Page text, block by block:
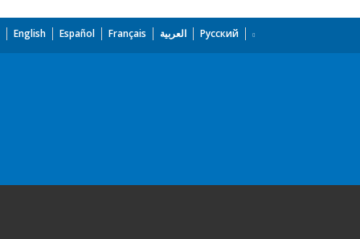
English Español Français العربية Русский